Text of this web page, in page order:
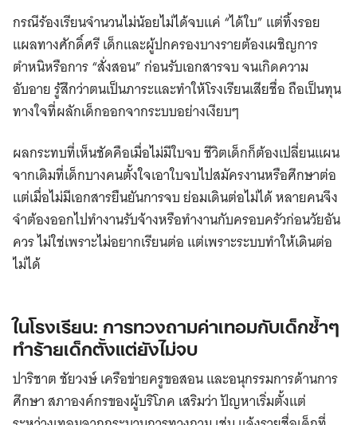
กรณีร้องเรียนจำนวนไม่น้อยไม่ได้จบแค่ “ได้ใบ” แต่ทิ้งรอย
แผลทางศักดิ์ศรี เด็กและผู้ปกครองบางรายต้องเผชิญการ
ตำหนิหรือการ “สั่งสอน” ก่อนรับเอกสารจบ จนเกิดความ
อับอาย รู้สึกว่าตนเป็นภาระและทำให้โรงเรียนเสียชื่อ ถือเป็นทุน
ทางใจที่ผลักเด็กออกจากระบบอย่างเงียบๆ
ผลกระทบที่เห็นชัดคือเมื่อไม่มีใบจบ ชีวิตเด็กก็ต้องเปลี่ยนแผน
จากเดิมที่เด็กบางคนตั้งใจเอาใบจบไปสมัครงานหรือศึกษาต่อ
แต่เมื่อไม่มีเอกสารยืนยันการจบ ย่อมเดินต่อไม่ได้ หลายคนจึง
จำต้องออกไปทำงานรับจ้างหรือทำงานกับครอบครัวก่อนวัยอัน
ควร ไม่ใช่เพราะไม่อยากเรียนต่อ แต่เพราะระบบทำให้เดินต่อ
ไม่ได้
ในโรงเรียน: การทวงถามค่าเทอมกับเด็กซ้ำๆ
ทำร้ายเด็กตั้งแต่ยังไม่จบ
ปาริชาต ชัยวงษ์ เครือข่ายครูขอสอน และอนุกรรมการด้านการ
ศึกษา สภาองค์กรของผู้บริโภค เสริมว่า ปัญหาเริ่มตั้งแต่